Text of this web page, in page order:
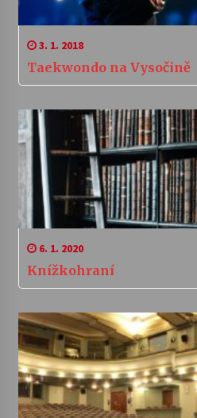
3. 1. 2018
Taekwondo na Vysočině
6. 1. 2020
Knížkohraní